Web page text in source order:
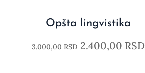
Opšta lingvistika
3.000,00RSD 2.400,00 RSD